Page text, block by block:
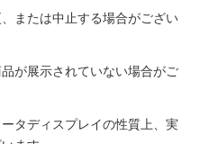
または中止する場合がござい
が展示されていない場合がご
タディスプレイの性質上、実